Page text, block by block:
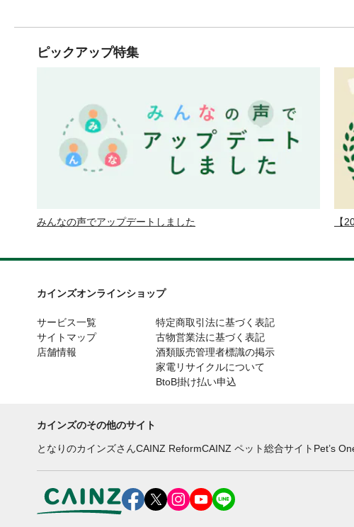
ピックアップ特集
みんなの声でアップデートしました 【
カインズオンラインショップ
サービス一覧
サイトマップ
店舗情報
特定商取引法に基づく表記
古物営業法に基づく表記
酒類販売管理者標識の掲示
家電リサイクルについて
BtoB掛け払い申込
カインズのその他のサイト
となりのカインズさんCAINZ ReformCAINZ ペット総合サイト Pet’s